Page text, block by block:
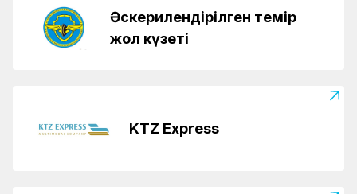
Әскерилендірілген темір
жол күзеті
KTZ Express